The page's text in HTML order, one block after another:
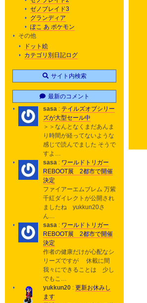
ゼノブレイド3
グランディア
ぽこ あ ポケモン
その他
ドット絵
カテゴリ別日記ログ
サイト内検索
最新のコメント
sasa : テイルズオブシリー
ズが大型セール中
＞＞なんとなくまだあんま
り時間が経ってないような
感じで読んでました そうで
すよ…
sasa : ワールドトリガー
REBOOT展 2都市で開催
決定
ファイアーエムブレム 万紫
千紅ダイレクトが公開され
ましたね yukkun20さ
ん…
sasa : ワールドトリガー
REBOOT展 2都市で開催
決定
作者の健康だけが心配なシ
リーズですが 休載に間
我々にできることは 少し
でもこ…
yukkun20 : 更新お休みし
ます